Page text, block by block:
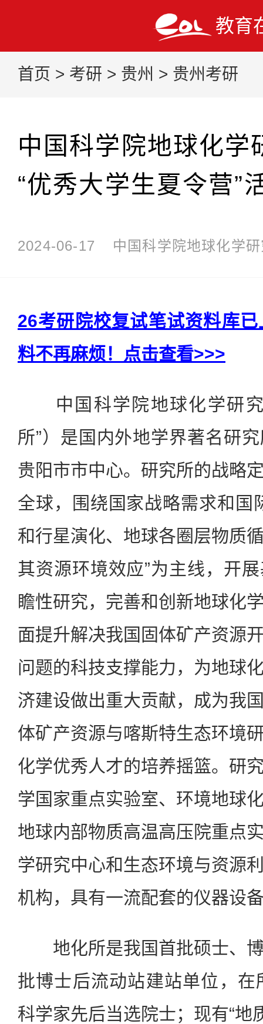
教育
首页 > 考研 > 贵州 > 贵州考研
中国科学院地球化学
“优秀大学生夏令营”
2024-06-17 中国科学院地球化学
26考研院校复试笔试资料库
料不再麻烦！点击查看>>>
中国科学院地球化学研究
所”）是国内外地学界著名研
贵阳市市中心。研究所的战略
全球，围绕国家战略需求和国
和行星演化、地球各圈层物质
其资源环境效应”为主线，开
瞻性研究，完善和创新地球化
面提升解决我国固体矿产资源
问题的科技支撑能力，为地球
济建设做出重大贡献，成为我
体矿产资源与喀斯特生态环境
化学优秀人才的培养摇篮。研
学国家重点实验室、环境地球
地球内部物质高温高压院重点
学研究中心和生态环境与资源
机构，具有一流配套的仪器设
地化所是我国首批硕士、博
批博士后流动站建站单位，
科学家先后当选院士；现有“地